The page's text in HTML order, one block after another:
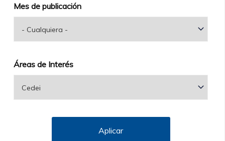
Áreas de Interés
Mes de publicación